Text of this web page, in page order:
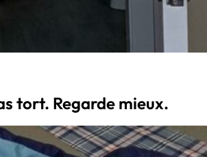
tort. Regarde mieux.